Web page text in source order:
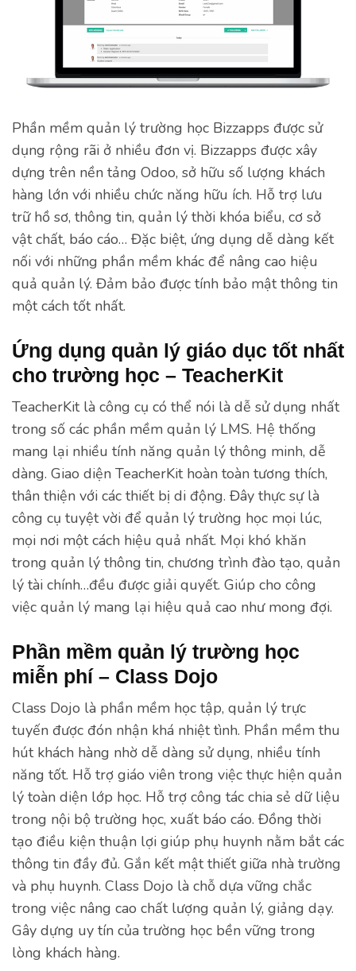
Phần mềm quản lý trường học Bizzapps được sử
dụng rộng rãi ở nhiều đơn vị. Bizzapps được xây
dựng trên nền tảng Odoo, sở hữu số lượng khách
hàng lớn với nhiều chức năng hữu ích. Hỗ trợ lưu
trữ hồ sơ, thông tin, quản lý thời khóa biểu, cơ sở
vật chất, báo cáo… Đặc biệt, ứng dụng dễ dàng kết
nối với những phần mềm khác để nâng cao hiệu
quả quản lý. Đảm bảo được tính bảo mật thông tin
một cách tốt nhất.
Ứng dụng quản lý giáo dục tốt nhất
cho trường học – TeacherKit
TeacherKit là công cụ có thể nói là dễ sử dụng nhất
trong số các phần mềm quản lý LMS. Hệ thống
mang lại nhiều tính năng quản lý thông minh, dễ
dàng. Giao diện TeacherKit hoàn toàn tương thích,
thân thiện với các thiết bị di động. Đây thực sự là
công cụ tuyệt vời để quản lý trường học mọi lúc,
mọi nơi một cách hiệu quả nhất. Mọi khó khăn
trong quản lý thông tin, chương trình đào tạo, quản
lý tài chính…đều được giải quyết. Giúp cho công
việc quản lý mang lại hiệu quả cao như mong đợi.
Phần mềm quản lý trường học
miễn phí – Class Dojo
Class Dojo là phần mềm học tập, quản lý trực
tuyến được đón nhận khá nhiệt tình. Phần mềm thu
hút khách hàng nhờ dễ dàng sử dụng, nhiều tính
năng tốt. Hỗ trợ giáo viên trong việc thực hiện quản
lý toàn diện lớp học. Hỗ trợ công tác chia sẻ dữ liệu
trong nội bộ trường học, xuất báo cáo. Đồng thời
tạo điều kiện thuận lợi giúp phụ huynh nằm bắt các
thông tin đầy đủ. Gắn kết mật thiết giữa nhà trường
và phụ huynh. Class Dojo là chỗ dựa vững chắc
trong việc nâng cao chất lượng quản lý, giảng dạy.
Gây dựng uy tín của trường học bền vững trong
lòng khách hàng.